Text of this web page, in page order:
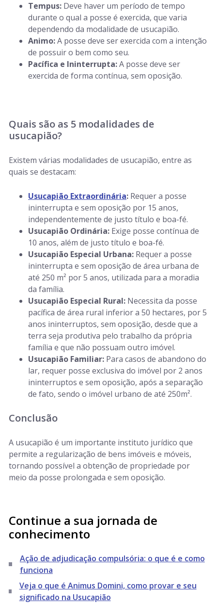
Tempus: Deve haver um período de tempo
durante o qual a posse é exercida, que varia
dependendo da modalidade de usucapião.
Animo:A posse deve ser exercida com a intenção
de possuir o bem como seu.
Pacífica e Ininterrupta:A posse deve ser
exercida de forma contínua, sem oposição.
Quais são as 5 modalidades de
usucapião?
Existem várias modalidades de usucapião, entre as
quais se destacam:
Usucapião Extraordinária: Requer a posse
ininterrupta e sem oposição por 15 anos,
independentemente de justo título e boa-fé.
Usucapião Ordinária: Exige posse contínua de
10 anos, além de justo título e boa-fé.
Usucapião Especial Urbana: Requer a posse
ininterrupta e sem oposição de área urbana de
até 250 m² por 5 anos, utilizada para a moradia
da família.
Usucapião Especial Rural: Necessita da posse
pacífica de área rural inferior a 50 hectares, por 5
anos ininterruptos, sem oposição, desde que a
terra seja produtiva pelo trabalho da própria
família e que não possuam outro imóvel.
Usucapião Familiar: Para casos de abandono do
lar, requer posse exclusiva do imóvel por 2 anos
ininterruptos e sem oposição, após a separação
de fato, sendo o imóvel urbano de até 250m².
Conclusão
A usucapião é um importante instituto jurídico que
permite a regularização de bens imóveis e móveis,
tornando possível a obtenção de propriedade por
meio da posse prolongada e sem oposição.
Continue a sua jornada de
conhecimento
Ação de adjudicação compulsória: o que é e como
funciona
Veja o que é Animus Domini, como provar e seu
significado na Usucapião